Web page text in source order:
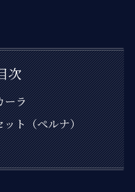
次
ーラ
ト（ペルナ）